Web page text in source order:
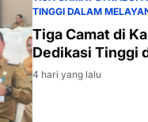
TINGGI DALAM
Tiga Camat di
Dedikasi Tinggi
4 hari yang lalu